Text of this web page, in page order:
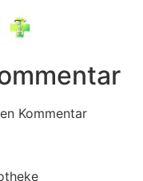
Kommentar